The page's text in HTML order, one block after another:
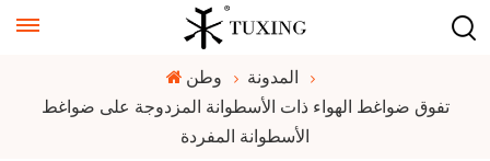
وطن
المدونة
تفوق ضواغط الهواء ذات الأسطوانة المزدوجة على ضواغط
الأسطوانة المفردة